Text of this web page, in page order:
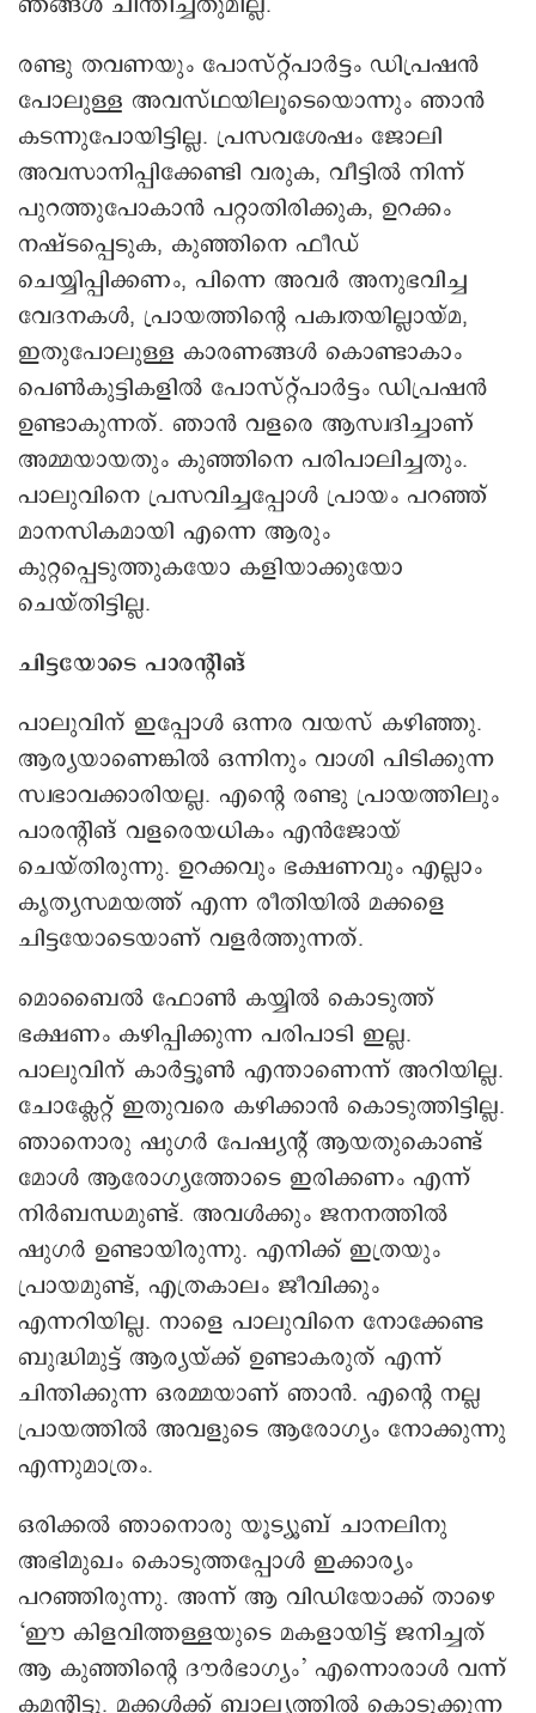
രണ്ടു തവണയും പോസ്റ്റ്പാര്‍ട്ടം ‍ഡിപ്രഷന്‍
പോലുള്ള അവസ്ഥയിലൂടെയൊന്നും ഞാന്‍
കടന്നുപോയിട്ടില്ല. പ്രസവശേഷം ജോലി
അവസാനിപ്പിക്കേണ്ടി വരുക, വീട്ടില്‍ നിന്ന്
പുറത്തുപോകാന്‍ പറ്റാതിരിക്കുക, ഉറക്കം
നഷ്ടപ്പെടുക, കുഞ്ഞിനെ ഫീഡ്
ചെയ്യിപ്പിക്കണം, പിന്നെ അവര്‍ അനുഭവിച്ച
വേദനകള്‍, പ്രായത്തിന്റെ പക്വതയില്ലായ്മ,
ഇതുപോലുള്ള കാരണങ്ങള്‍ കൊണ്ടാകാം
പെണ്‍കുട്ടികളില്‍ പോസ്റ്റ്പാര്‍ട്ടം ‍ഡിപ്രഷന്‍
ഉണ്ടാകുന്നത്. ‍ഞാന്‍ വളരെ ആസ്വദിച്ചാണ്
അമ്മയായതും കുഞ്ഞിനെ പരിപാലിച്ചതും.
പാലുവിനെ പ്രസവിച്ചപ്പോള്‍ പ്രായം പറഞ്ഞ്
മാനസികമായി എന്നെ ആരും
കുറ്റപ്പെടുത്തുകയോ കളിയാക്കുയോ
ചെയ്തിട്ടില്ല.
ചിട്ടയോടെ പാരന്റിങ്
പാലുവിന് ഇപ്പോള്‍ ഒന്നര വയസ് കഴിഞ്ഞു.
ആര്യയാണെങ്കില്‍ ഒന്നിനും വാശി പിടിക്കുന്ന
സ്വഭാവക്കാരിയല്ല. എന്റെ രണ്ടു പ്രായത്തിലും
പാരന്റിങ് വളരെയധികം എന്‍ജോയ്
ചെയ്തിരുന്നു. ഉറക്കവും ഭക്ഷണവും എല്ലാം
കൃത്യസമയത്ത് എന്ന രീതിയില്‍ മക്കളെ
ചിട്ടയോടെയാണ് വളര്‍ത്തുന്നത്.
മൊബൈല്‍ ഫോണ്‍ കയ്യില്‍ കൊടുത്ത്
ഭക്ഷണം കഴിപ്പിക്കുന്ന പരിപാടി ഇല്ല.
പാലുവിന് കാര്‍ട്ടൂണ്‍ എന്താണെന്ന് അറിയില്ല.
ചോക്ലേറ്റ് ഇതുവരെ കഴിക്കാന്‍ കൊടുത്തിട്ടില്ല.
ഞാനൊരു ഷുഗര്‍ പേഷ്യന്റ് ആയതുകൊണ്ട്
മോള്‍ ആരോഗ്യത്തോടെ ഇരിക്കണം എന്ന്
നിര്‍ബന്ധമുണ്ട്. അവള്‍ക്കും ജനനത്തില്‍
ഷുഗര്‍ ഉണ്ടായിരുന്നു. എനിക്ക് ഇത്രയും
പ്രായമുണ്ട്, എത്രകാലം ജീവിക്കും
എന്നറിയില്ല. നാളെ പാലുവിനെ നോക്കേണ്ട
ബുദ്ധിമുട്ട് ആര്യയ്ക്ക് ഉണ്ടാകരുത് എന്ന്
ചിന്തിക്കുന്ന ഒരമ്മയാണ് ഞാന്‍. എന്റെ നല്ല
പ്രായത്തില്‍ അവളുടെ ആരോഗ്യം നോക്കുന്നു
എന്നുമാത്രം.
ഒരിക്കല്‍ ഞാനൊരു യൂട്യൂബ് ചാനലിനു
അഭിമുഖം കൊടുത്തപ്പോള്‍ ഇക്കാര്യം
പറഞ്ഞിരുന്നു. അന്ന് ആ വിഡിയോക്ക് താഴെ
‘ഈ കിളവിത്തള്ളയുടെ മകളായിട്ട് ജനിച്ചത്
ആ കുഞ്ഞിന്റെ ‍ദൗര്‍ഭാഗ്യം’ എന്നൊരാള്‍ വന്ന്
കമന്റിട്ടു. മക്കള്‍ക്ക് ബാല്യത്തില്‍ കൊടുക്കുന്ന